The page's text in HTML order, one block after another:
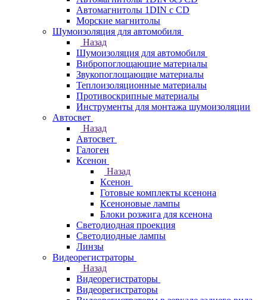
Автомагнитолы 1DIN с CD
Морские магнитолы
Шумоизоляция для автомобиля
Назад
Шумоизоляция для автомобиля
Вибропоглощающие материалы
Звукопоглощающие материалы
Теплоизоляционные материалы
Противоскрипные материалы
Инструменты для монтажа шумоизоляции
Автосвет
Назад
Автосвет
Галоген
Ксенон
Назад
Ксенон
Готовые комплекты ксенона
Ксеноновые лампы
Блоки розжига для ксенона
Светодиодная проекция
Светодиодные лампы
Линзы
Видеорегистраторы
Назад
Видеорегистраторы
Видеорегистраторы